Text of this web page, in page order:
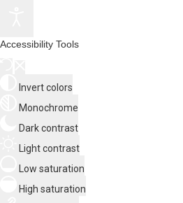
Accessibility Tools
Invert colors
Monochrome
Dark contrast
Light contrast
Low saturation
High saturation